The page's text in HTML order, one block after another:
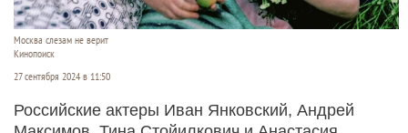
Москва слезам не верит
Кинопоиск
27 сентября 2024 в 11:50
Российские актеры Иван Янковский, Андрей